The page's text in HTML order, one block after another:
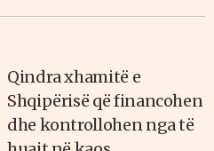
Qindra xhamitë e
Shqipërisë që financohen
dhe kontrollohen nga të